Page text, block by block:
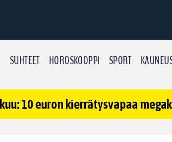
SUHTEET HOROSKOOPPI SPORT
10 euron kierrätysvapaa